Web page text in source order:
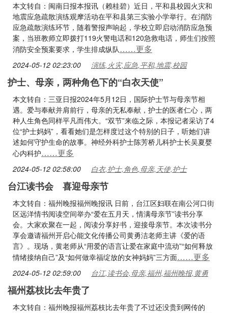
本文转自：闽南日报本报讯（赖桂碧）近日，平和县校园火灾和
地震应急疏散演练观摩活动在平和县第三实验小学举行。在消防
应急疏散演练环节，随着警报声响起，学校立即启动消防应急预
案，当班教师立即拨打119火警电话和120急救电话，师生们按照
消防安全预案要求，学生排成纵队……更多
2024-05-12 02:23:00 演练,火灾,应急,平和,地震,校园
护士、母亲，两种角色下的“白衣天使”
本文转自：三亚日报2024年5月12日，国际护士节与母亲节相
遇。爱与奉献并肩前行，母亲的无私奉献，护士的医者仁心，两
种人生角色同样平凡而伟大。“双节”来临之际，本报记者采访了4
位“护士妈妈”，看看她们是怎样度过这个特别的日子，听她们讲
述如何守护生命的故事。神经外科护士陈芳桥儿科护士长吴夏婴
心内科护……更多
2024-05-12 02:58:00 白衣,护士,角色,母亲,天使,护士
台江读书会 喜迎母亲节
本文转自：福州晚报福州晚报讯 日前，台江区妇联在南公河口街
区远洋情书阅读空间举办“爱在五月天，情满母亲节”读书分享
会。大家欢聚在一起，阅读分享好书，迎接母亲节。本次读书分
享会邀请福州开启心能文化传播公司黄勇洁老师主讲《爱的语
言》。现场，黄老师从“用爱的语言让爱在家庭中流动”“如何释放
情绪接纳自己”及“如何做幸福绽放的女神妈妈”三方面……更多
2024-05-12 02:59:00 台江,读书会,母亲,福州,福州晚报,黄勇
福州荔枝比去年贵了
本文转自：福州晚报福州荔枝比去年贵了不过还没贵到网传的